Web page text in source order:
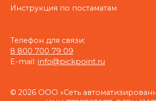
Инструкция по постаматам
Телефон для связи:
8 800 700 79 09
E-mail: info@pickpoint.ru
© 2026 ООО «Сеть